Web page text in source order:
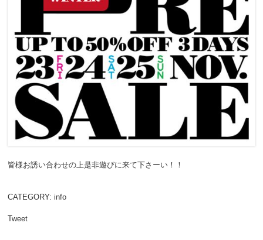
皆様お誘い合わせの上是非遊びに来て下さーい！！
CATEGORY: info
Tweet